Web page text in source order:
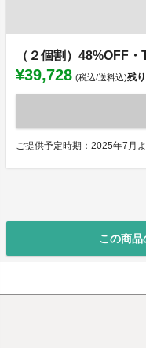
（２個割）48%OFF
¥39,728 (税込/送料込)残り
ご提供予定時期：2025年7月
この商